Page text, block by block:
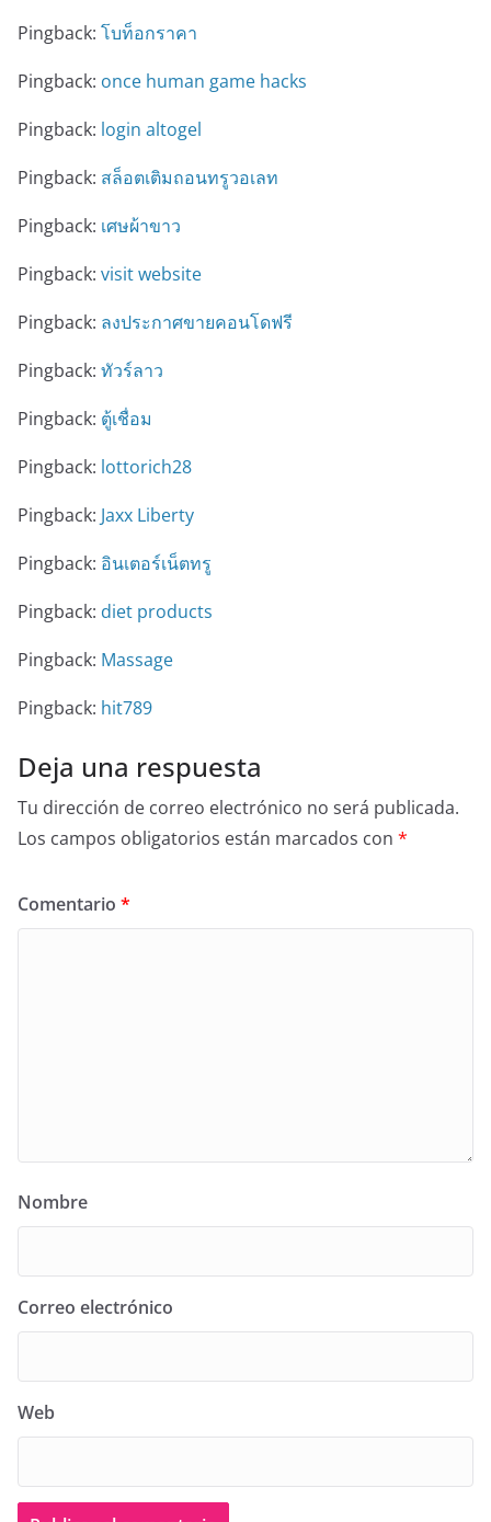
Pingback: โบท็อกราคา
Pingback: once human game hacks
Pingback: login altogel
Pingback: สล็อตเติมถอนทรูวอเลท
Pingback: เศษผ้าขาว
Pingback: visit website
Pingback: ลงประกาศขายคอนโดฟรี
Pingback: ทัวร์ลาว
Pingback: ตู้เชื่อม
Pingback: lottorich28
Pingback: Jaxx Liberty
Pingback: อินเตอร์เน็ตทรู
Pingback: diet products
Pingback: Massage
Pingback: hit789
Deja una respuesta
Tu dirección de correo electrónico no será publicada.
Los campos obligatorios están marcados con *
Comentario *
Nombre
Correo electrónico
Web